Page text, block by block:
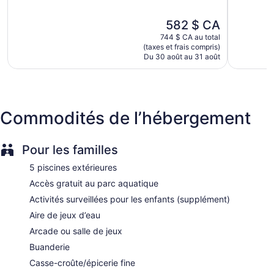
Beach lounge chairs
Towels for the beach
Poolside lounge chairs
Umbrellas for the pool
Dry cleaning
Self-service laundry
Front desk (24 hours)
Staff is multilingual
Storage area for luggage
Front-desk safe
Le
prix
est
de
582 $ CA
582 $ CA
744 $ CA au total
(taxes et frais compris)
Du 30 août au 31 août
Commodités de l’hébergement
Pour les familles
5 piscines extérieures
Accès gratuit au parc aquatique
Activités surveillées pour les enfants (supplément)
Aire de jeux d’eau
Arcade ou salle de jeux
Buanderie
Casse-croûte/épicerie fine